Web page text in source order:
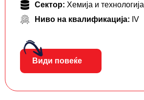
Сектор: Хемија и технологија
Ниво на квалификација: IV
Види повеќе